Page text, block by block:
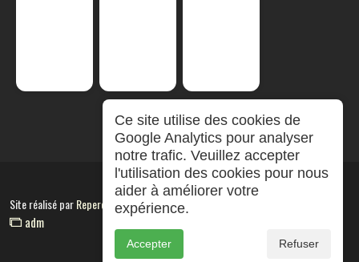
Site réalisé parRepereCom
adm
Ce site utilise des cookies de
Google Analytics pour analyser
notre trafic. Veuillez accepter
l'utilisation des cookies pour nous
aider à améliorer votre
expérience.
Accepter Refuser